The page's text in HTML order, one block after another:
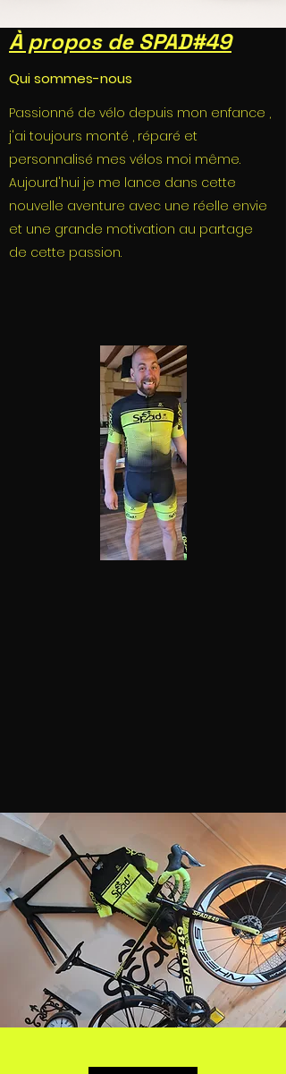
À propos de SPAD#49
Qui sommes-nous
Passionné de vélo depuis mon enfance ,
j'ai toujours monté , réparé et
personnalisé mes vélos moi même.
Aujourd'hui je me lance dans cette
nouvelle aventure avec une réelle envie
et une grande motivation au partage
de cette passion.